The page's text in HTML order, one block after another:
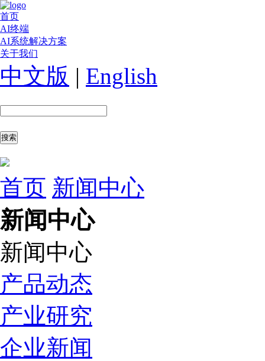
首页
AI终端
AI系统解决方案
关于我们
中文版 | English
首页 新闻中心
新闻中心
新闻中心
产品动态
产业研究
企业新闻